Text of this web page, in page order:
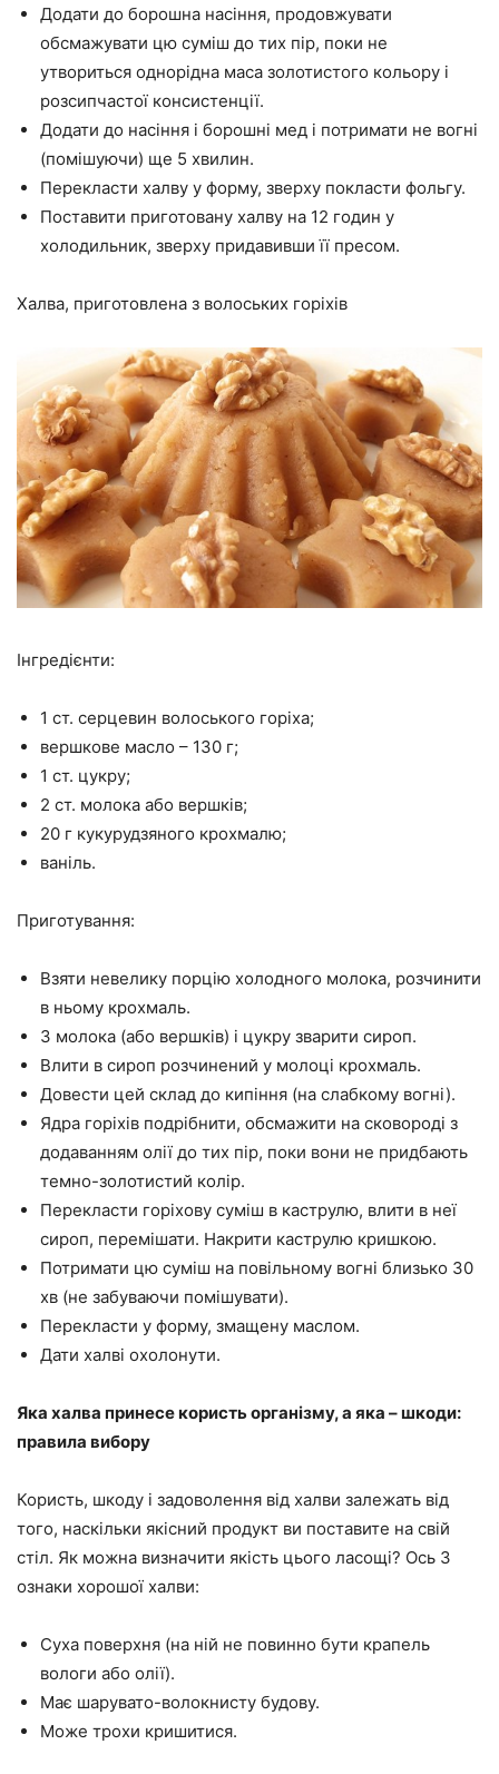
Додати до борошна насіння, продовжувати
обсмажувати цю суміш до тих пір, поки не
утвориться однорідна маса золотистого кольору і
розсипчастої консистенції.
Додати до насіння і борошні мед і потримати не вогні
(помішуючи) ще 5 хвилин.
Перекласти халву у форму, зверху покласти фольгу.
Поставити приготовану халву на 12 годин у
холодильник, зверху придавивши її пресом.
Халва, приготовлена з волоських горіхів
Інгредієнти:
1 ст. серцевин волоського горіха;
вершкове масло – 130 г;
1 ст. цукру;
2 ст. молока або вершків;
20 г кукурудзяного крохмалю;
ваніль.
Приготування:
Взяти невелику порцію холодного молока, розчинити
в ньому крохмаль.
З молока (або вершків) і цукру зварити сироп.
Влити в сироп розчинений у молоці крохмаль.
Довести цей склад до кипіння (на слабкому вогні).
Ядра горіхів подрібнити, обсмажити на сковороді з
додаванням олії до тих пір, поки вони не придбають
темно-золотистий колір.
Перекласти горіхову суміш в каструлю, влити в неї
сироп, перемішати. Накрити каструлю кришкою.
Потримати цю суміш на повільному вогні близько 30
хв (не забуваючи помішувати).
Перекласти у форму, змащену маслом.
Дати халві охолонути.
Яка халва принесе користь організму, а яка – шкоди:
правила вибору
Користь, шкоду і задоволення від халви залежать від
того, наскільки якісний продукт ви поставите на свій
стіл. Як можна визначити якість цього ласощі? Ось 3
ознаки хорошої халви:
Суха поверхня (на ній не повинно бути крапель
вологи або олії).
Має шарувато-волокнисту будову.
Може трохи кришитися.